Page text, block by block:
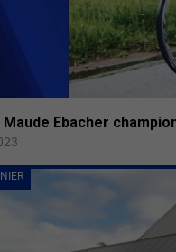
Maude Ebacher